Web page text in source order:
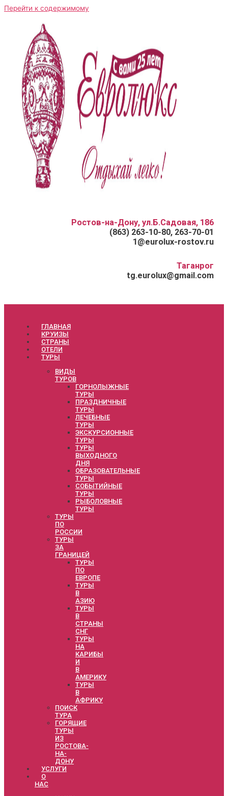
Перейти к содержимому
Ростов-на-Дону, ул.Б.Садовая, 186
(863) 263-10-80, 263-70-01
1@eurolux-rostov.ru
Таганрог
tg.eurolux@gmail.com
ГЛАВНАЯ
КРУИЗЫ
СТРАНЫ
ОТЕЛИ
ТУРЫ
ВИДЫ
ТУРОВ
ГОРНОЛЫЖНЫЕ
ТУРЫ
ПРАЗДНИЧНЫЕ
ТУРЫ
ЛЕЧЕБНЫЕ
ТУРЫ
ЭКСКУРСИОННЫЕ
ТУРЫ
ТУРЫ
ВЫХОДНОГО
ДНЯ
ОБРАЗОВАТЕЛЬНЫЕ
ТУРЫ
СОБЫТИЙНЫЕ
ТУРЫ
РЫБОЛОВНЫЕ
ТУРЫ
ТУРЫ
ПО
РОССИИ
ТУРЫ
ЗА
ГРАНИЦЕЙ
ТУРЫ
ПО
ЕВРОПЕ
ТУРЫ
В
АЗИЮ
ТУРЫ
В
СТРАНЫ
СНГ
ТУРЫ
НА
КАРИБЫ
И
В
АМЕРИКУ
ТУРЫ
В
АФРИКУ
ПОИСК
ТУРА
ГОРЯЩИЕ
ТУРЫ
ИЗ
РОСТОВА-
НА-
ДОНУ
УСЛУГИ
О
НАС